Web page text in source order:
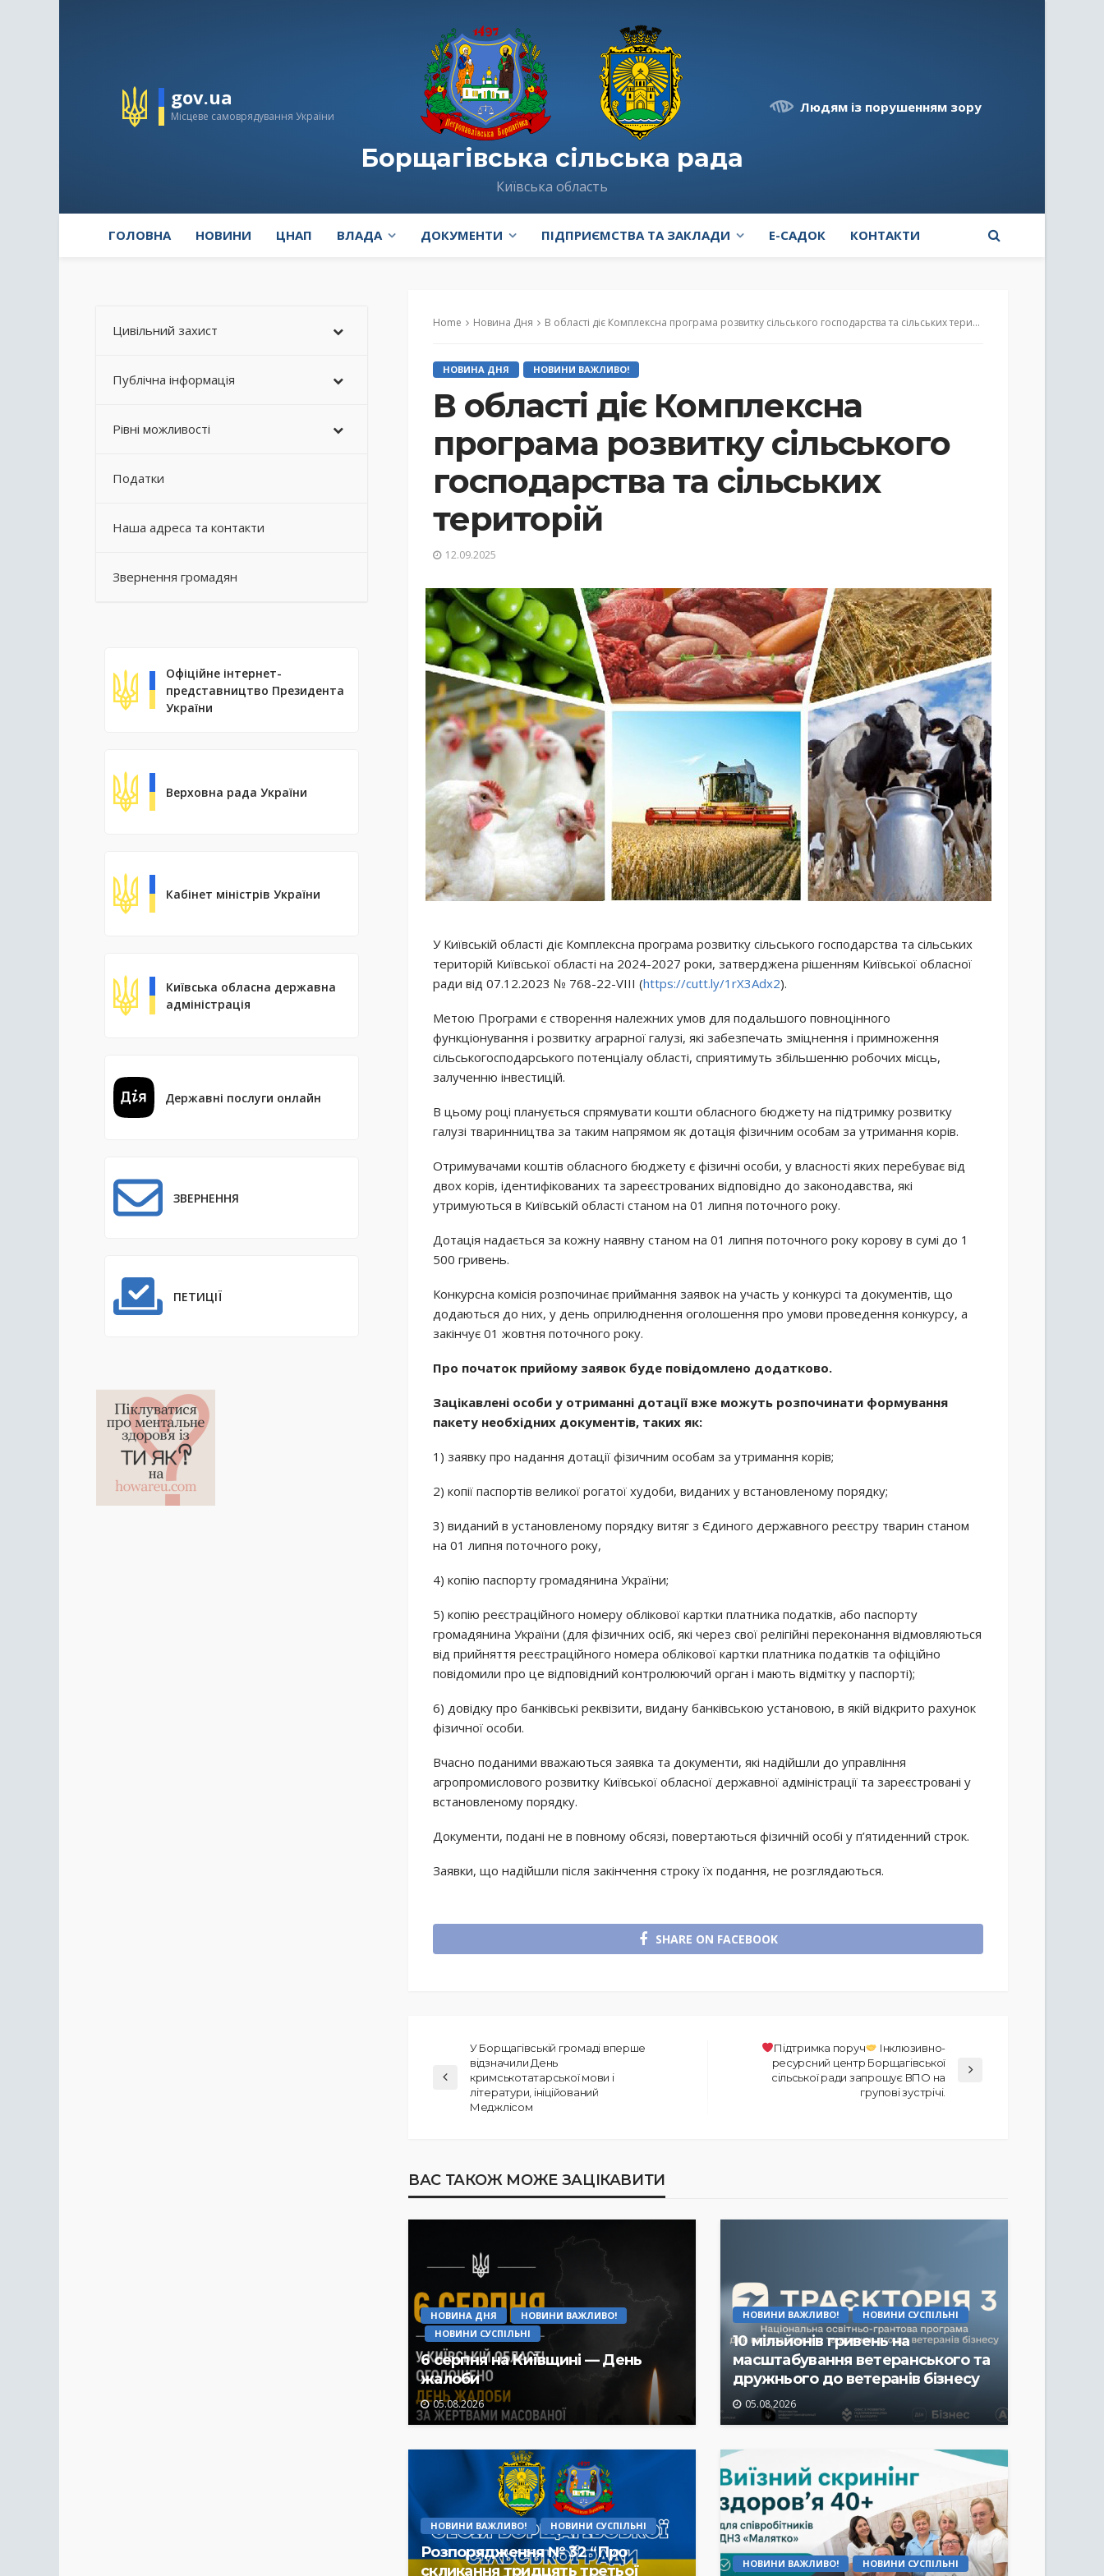
gov.ua
Місцеве самоврядування України
Борщагівська сільська рада
Київська область
Людям із порушенням зору
ГОЛОВНА НОВИНИ ЦНАП ВЛАДА ДОКУМЕНТИ ПІДПРИЄМСТВА ТА ЗАКЛАДИ E-САДОК КОНТАКТИ
Home Новина Дня В області діє Комплексна програма розвитку сільського господарства та сільських територій
НОВИНА ДНЯ НОВИНИ ВАЖЛИВО!
В області діє Комплексна
програма розвитку сільського
господарства та сільських
територій
12.09.2025
У Київській області діє Комплексна програма розвитку сільського господарства та сільських
територій Київської області на 2024-2027 роки, затверджена рішенням Київської обласної
ради від 07.12.2023 № 768-22-VIII (https://cutt.ly/1rX3Adx2).
Метою Програми є створення належних умов для подальшого повноцінного
функціонування і розвитку аграрної галузі, які забезпечать зміцнення і примноження
сільськогосподарського потенціалу області, сприятимуть збільшенню робочих місць,
залученню інвестицій.
В цьому році планується спрямувати кошти обласного бюджету на підтримку розвитку
галузі тваринництва за таким напрямом як дотація фізичним особам за утримання корів.
Отримувачами коштів обласного бюджету є фізичні особи, у власності яких перебуває від
двох корів, ідентифікованих та зареєстрованих відповідно до законодавства, які
утримуються в Київській області станом на 01 липня поточного року.
Дотація надається за кожну наявну станом на 01 липня поточного року корову в сумі до 1
500 гривень.
Конкурсна комісія розпочинає приймання заявок на участь у конкурсі та документів, що
додаються до них, у день оприлюднення оголошення про умови проведення конкурсу, а
закінчує 01 жовтня поточного року.
Про початок прийому заявок буде повідомлено додатково.
Зацікавлені особи у отриманні дотації вже можуть розпочинати формування
пакету необхідних документів, таких як:
1) заявку про надання дотації фізичним особам за утримання корів;
2) копії паспортів великої рогатої худоби, виданих у встановленому порядку;
3) виданий в установленому порядку витяг з Єдиного державного реєстру тварин станом
на 01 липня поточного року,
4) копію паспорту громадянина України;
5) копію реєстраційного номеру облікової картки платника податків, або паспорту
громадянина України (для фізичних осіб, які через свої релігійні переконання відмовляються
від прийняття реєстраційного номера облікової картки платника податків та офіційно
повідомили про це відповідний контролюючий орган і мають відмітку у паспорті);
6) довідку про банківські реквізити, видану банківською установою, в якій відкрито рахунок
фізичної особи.
Вчасно поданими вважаються заявка та документи, які надійшли до управління
агропромислового розвитку Київської обласної державної адміністрації та зареєстровані у
встановленому порядку.
Документи, подані не в повному обсязі, повертаються фізичній особі у п’ятиденний строк.
Заявки, що надійшли після закінчення строку їх подання, не розглядаються.
SHARE ON FACEBOOK
У Борщагівській громаді вперше
відзначили День
кримськотатарської мови і
літератури, ініційований
Меджлісом
Підтримка поруч
Інклюзивно-
ресурсний центр Борщагівської
сільської ради запрошує ВПО на
групові зустрічі.
ВАС ТАКОЖ МОЖЕ ЗАЦІКАВИТИ
НОВИНА ДНЯ
НОВИНИ ВАЖЛИВО!
НОВИНИ СУСПІЛЬНІ
6 серпня на Київщині — День
жалоби
05.08.2026
НОВИНИ ВАЖЛИВО! НОВИНИ СУСПІЛЬНІ
10 мільйонів гривень на
масштабування ветеранського та
дружнього до ветеранів бізнесу
05.08.2026
НОВИНИ ВАЖЛИВО! НОВИНИ СУСПІЛЬНІ
Розпорядження № 32 “Про
скликання тридцять третьої
НОВИНИ ВАЖЛИВО! НОВИНИ СУСПІЛЬНІ
Цивільний захист
Публічна інформація
Рівні можливості
Податки
Наша адреса та контакти
Звернення громадян
Офіційне інтернет-
представництво Президента
України
Верховна рада України
Кабінет міністрів України
Київська обласна державна
адміністрація
Державні послуги онлайн
ЗВЕРНЕННЯ
ПЕТИЦІЇ